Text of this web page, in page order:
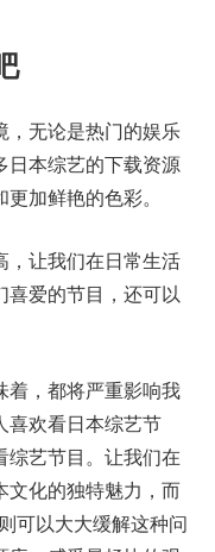
，无论是热门的娱乐
日本综艺的下载资源
加鲜艳的色彩。
，让我们在日常生活
喜爱的节目，还可以
着，都将严重影响我
喜欢看日本综艺节
综艺节目。让我们在
文化的独特魅力，而
可以大大缓解这种问